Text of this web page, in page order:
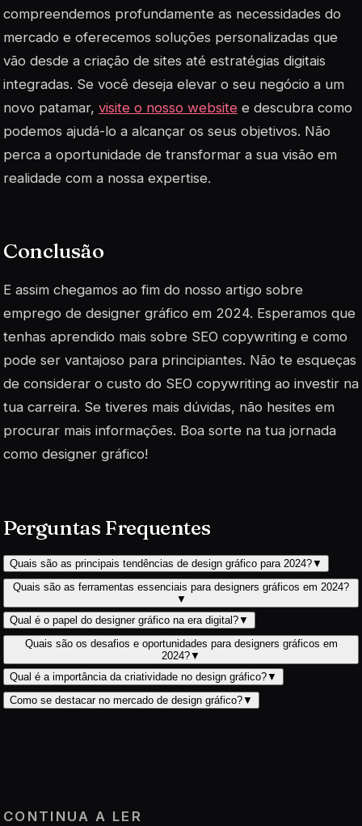
compreendemos profundamente as necessidades do
mercado e oferecemos soluções personalizadas que
vão desde a criação de sites até estratégias digitais
integradas. Se você deseja elevar o seu negócio a um
novo patamar, visite o nosso website e descubra como
podemos ajudá-lo a alcançar os seus objetivos. Não
perca a oportunidade de transformar a sua visão em
realidade com a nossa expertise.
Conclusão
E assim chegamos ao fim do nosso artigo sobre
emprego de designer gráfico em 2024. Esperamos que
tenhas aprendido mais sobre SEO copywriting e como
pode ser vantajoso para principiantes. Não te esqueças
de considerar o custo do SEO copywriting ao investir na
tua carreira. Se tiveres mais dúvidas, não hesites em
procurar mais informações. Boa sorte na tua jornada
como designer gráfico!
Perguntas Frequentes
Quais são as principais tendências de design gráfico para 2024?▼
Quais são as ferramentas essenciais para designers gráficos em 2024?
▼
Qual é o papel do designer gráfico na era digital?▼
Quais são os desafios e oportunidades para designers gráficos em
2024?▼
Qual é a importância da criatividade no design gráfico?▼
Como se destacar no mercado de design gráfico?▼
CONTINUA A LER